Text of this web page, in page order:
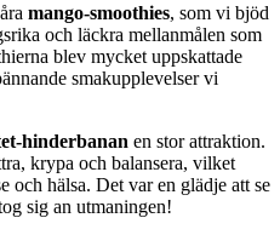
mango-smoothies, som vi bjöd
och läckra mellanmålen som
blev mycket uppskattade
smakupplevelser vi
hinderbanan en stor attraktion.
krypa och balansera, vilket
och hälsa. Det var en glädje att se
sig an utmaningen!